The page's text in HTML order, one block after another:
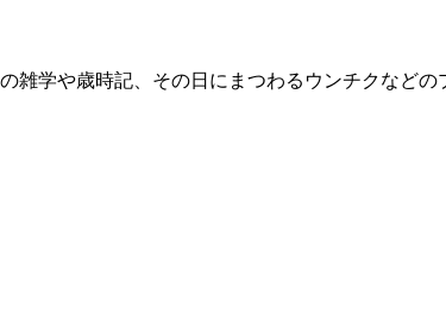
学や歳時記、その日にまつわるウンチクなどの